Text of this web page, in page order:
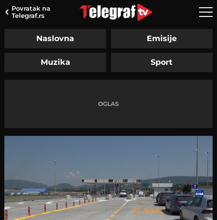
Povratak na
Telegraf.rs
Naslovna Emisije
Muzika Sport